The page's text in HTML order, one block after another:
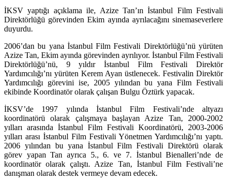
İKSV yaptığı açıklama ile, Azize Tan’ın İstanbul Film Festivali
Direktörlüğü görevinden Ekim ayında ayrılacağını sinemaseverlere
duyurdu.
2006’dan bu yana İstanbul Film Festivali Direktörlüğü’nü yürüten
Azize Tan, Ekim ayında görevinden ayrılıyor. İstanbul Film Festivali
Direktörlüğü’nü, 9 yıldır İstanbul Film Festivali Direktör
Yardımcılığı’nı yürüten Kerem Ayan üstlenecek. Festivalin Direktör
Yardımcılığı görevini ise, 2005 yılından bu yana Film Festivali
ekibinde Koordinatör olarak çalışan Bulgu Öztürk yapacak.
İKSV’de 1997 yılında İstanbul Film Festivali’nde altyazı
koordinatörü olarak çalışmaya başlayan Azize Tan, 2000-2002
yılları arasında İstanbul Film Festivali Koordinatörü, 2003-2006
yılları arası İstanbul Film Festivali Yönetmen Yardımcılığı’nı yaptı.
2006 yılından bu yana İstanbul Film Festivali Direktörü olarak
görev yapan Tan ayrıca 5., 6. ve 7. İstanbul Bienalleri’nde de
koordinatör olarak çalıştı. Azize Tan, İstanbul Film Festivali’ne
danışman olarak destek vermeye devam edecek.